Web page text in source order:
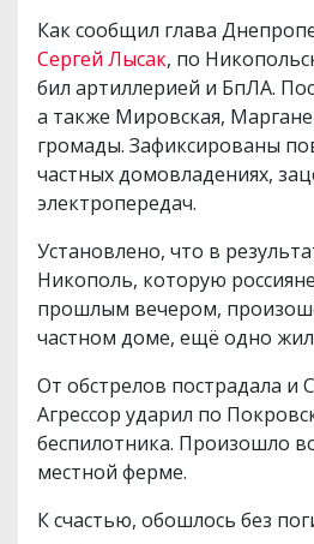
Как сообщил глава
Сергей Лысак, по
бил артиллерией и БпЛА.
а также Мировская,
громады. Зафиксированы
частных домовладениях,
электропередач.
Установлено, что в
Никополь, которую
прошлым вечером,
частном доме, ещё одно
От обстрелов пострадала и
Агрессор ударил по
беспилотника. Произошло
местной ферме.
К счастью, обошлось без